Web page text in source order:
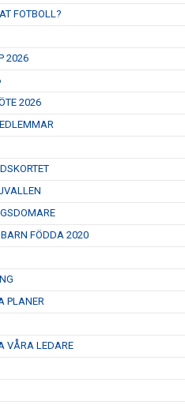
FOTBOLL?
2026
2026
FÖDDA 2020
PLANER
VÅRA LEDARE